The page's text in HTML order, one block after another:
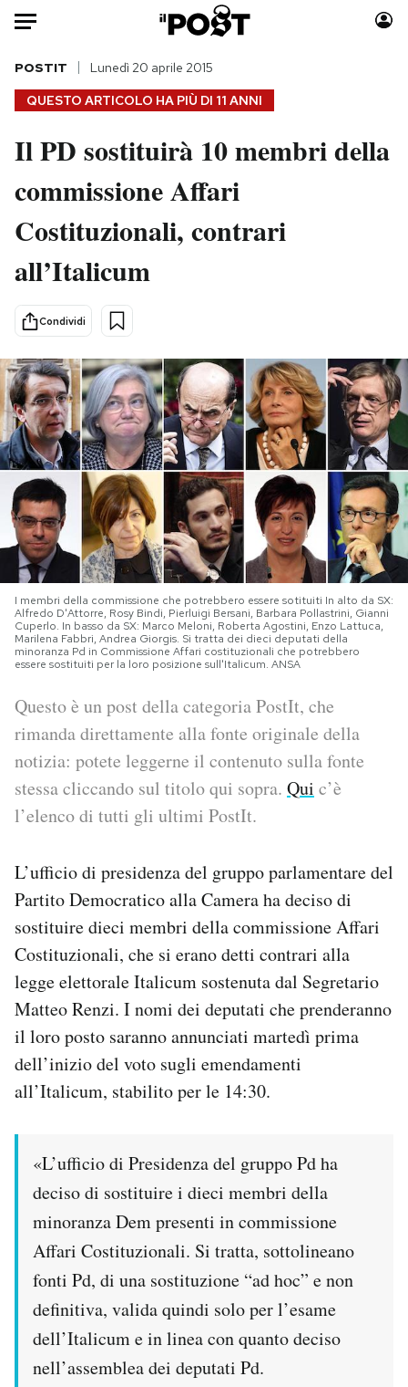
Auto
HOME
Italia
Politica
Tecnologia
Scienza
Cultura
Economia
Sport
Moda
Consumismi
Storie/Idee
Mondiali calcio 2026
PODCAST
NEWSLETTER
I MIEI PREFERITI
SHOP
AREA PERSONALE
Area Personale
Newsletter
Hai bisogno di aiuto?
Esci
QUESTO ARTICOLO HA PIÙ DI 11 ANNI
POSTIT Lunedì 20 aprile 2015
Il PD sostituirà 10 membri della
commissione Affari
Costituzionali, contrari
all’Italicum
Condividi
I membri della commissione che potrebbero essere sotituiti In alto da SX:
Alfredo D'Attorre, Rosy Bindi, Pierluigi Bersani, Barbara Pollastrini, Gianni
Cuperlo. In basso da SX: Marco Meloni, Roberta Agostini, Enzo Lattuca,
Marilena Fabbri, Andrea Giorgis. Si tratta dei dieci deputati della
minoranza Pd in Commissione Affari costituzionali che potrebbero
essere sostituiti per la loro posizione sull'Italicum. ANSA
Questo è un post della categoria PostIt, che
rimanda direttamente alla fonte originale della
notizia: potete leggerne il contenuto sulla fonte
stessa cliccando sul titolo qui sopra. Qui c’è
l’elenco di tutti gli ultimi PostIt.
L’ufficio di presidenza del gruppo parlamentare del
Partito Democratico alla Camera ha deciso di
sostituire dieci membri della commissione Affari
Costituzionali, che si erano detti contrari alla
legge elettorale Italicum sostenuta dal Segretario
Matteo Renzi. I nomi dei deputati che prenderanno
il loro posto saranno annunciati martedì prima
dell’inizio del voto sugli emendamenti
all’Italicum, stabilito per le 14:30.
«L’ufficio di Presidenza del gruppo Pd ha
deciso di sostituire i dieci membri della
minoranza Dem presenti in commissione
Affari Costituzionali. Si tratta, sottolineano
fonti Pd, di una sostituzione “ad hoc” e non
definitiva, valida quindi solo per l’esame
dell’Italicum e in linea con quanto deciso
nell’assemblea dei deputati Pd.